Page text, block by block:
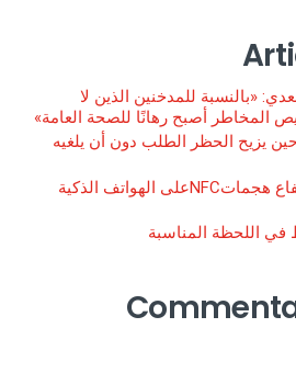
«بالنسبة للمدخنين الذين لا
المخاطر أصبح رهانًا للصحة العامة»
يزيح الحظر الطلب دون أن يلغيه
كاسبرسكي تكشف عن ارتفاع هجماتNFCعلى الهواتف الذكية